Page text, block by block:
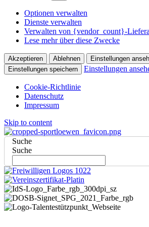
Optionen verwalten
Dienste verwalten
Verwalten von {vendor_count}-
Lese mehr über diese Zwecke
Akzeptieren Ablehnen
Einstellungen
Einstellungen speichern
Einstellungen
Cookie-Richtlinie
Datenschutz
Impressum
Skip to content
Suche
Suche